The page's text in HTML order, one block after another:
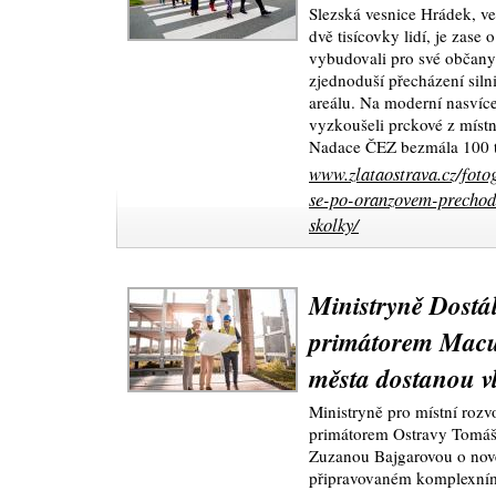
Slezská vesnice Hrádek,
dvě tisícovky lidí, je zase
vybudovali pro své
zjednoduší přecházení
areálu. Na moderní
vyzkoušeli prckové z
Nadace ČEZ bezmála
www.zlataostrava.cz/
se-po-oranzovem-
skolky/
Ministryně
primátorem
města dostanou
Ministryně pro místní
primátorem Ostravy
Zuzanou Bajgarovou o
připravovaném